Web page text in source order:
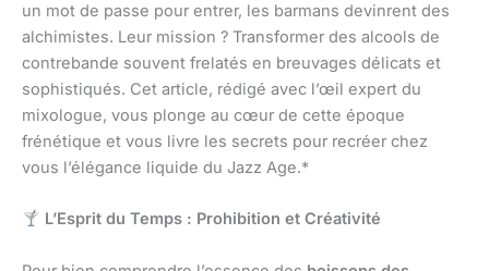
un mot de passe pour entrer, les barmans devinrent des
alchimistes. Leur mission ? Transformer des alcools de
contrebande souvent frelatés en breuvages délicats et
sophistiqués. Cet article, rédigé avec l’œil expert du
mixologue, vous plonge au cœur de cette époque
frénétique et vous livre les secrets pour recréer chez
vous l’élégance liquide du Jazz Age.*
L’Esprit du Temps : Prohibition et Créativité